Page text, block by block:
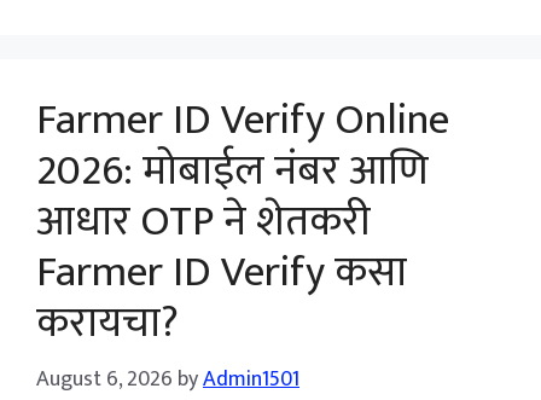
Farmer ID Verify Online
2026: मोबाईल नंबर आणि
आधार OTP ने शेतकरी
Farmer ID Verify कसा
करायचा?
August 6, 2026 byAdmin1501